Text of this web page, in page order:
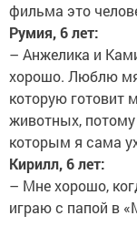
фильма это
Румия, 6 лет:
– Анжелика и
хорошо. Люблю
которую готовит
животных, потому
которым я сама
Кирилл, 6 лет:
– Мне хорошо,
играю с папой в